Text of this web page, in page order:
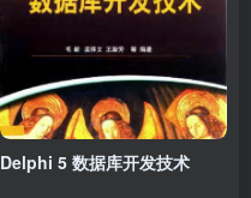
Delphi 5 数据库开发技术